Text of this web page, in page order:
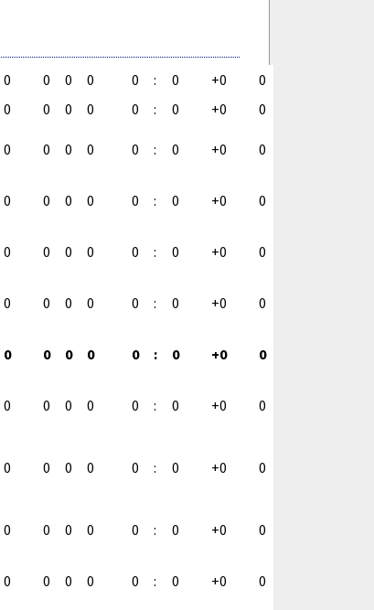
0 0 0 0 0 : 0 +0
0
0 0 0 0 0 : 0 +0
0
0 0 0 0 0 : 0 +0 0
0 0 0 0 0 : 0 +0 0
0 0 0 0 0 : 0 +0 0
0 0 0 0 0 : 0 +0 0
0 0 0 0 0 : 0 +0 0
0 0 0 0 0 : 0 +0 0
0 0 0 0 0 : 0 +0 0
0 0 0 0 0 : 0 +0 0
0 0 0 0 0 : 0 +0 0